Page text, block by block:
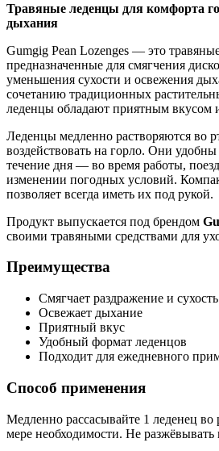
Травяные леденцы для комфорта
дыхания
Gumgig Pean Lozenges — это
предназначенные для смягчения
уменьшения сухости и освежения
сочетанию традиционных
леденцы обладают приятным вкусом
Леденцы медленно растворяются во
воздействовать на горло. Они
течение дня — во время работы,
изменении погодных условий.
позволяет всегда иметь их под рукой.
Продукт выпускается под брендом
своими травяными средствами для
Преимущества
Смягчает раздражение и
Освежает дыхание
Приятный вкус
Удобный формат леденцов
Подходит для ежедневного
Способ применения
Медленно рассасывайте 1 леденец во
мере необходимости. Не разжёвывать